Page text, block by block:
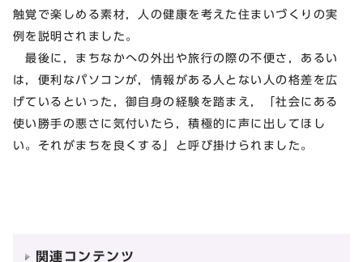
触覚で楽しめる素材，人の健康を考えた住まいづくりの実
例を説明されました。
最後に，まちなかへの外出や旅行の際の不便さ，あるい
は，便利なパソコンが，情報がある人とない人の格差を広
げているといった，御自身の経験を踏まえ，「社会にある
使い勝手の悪さに気付いたら，積極的に声に出してほし
い。それがまちを良くする」と呼び掛けられました。
関連コンテンツ